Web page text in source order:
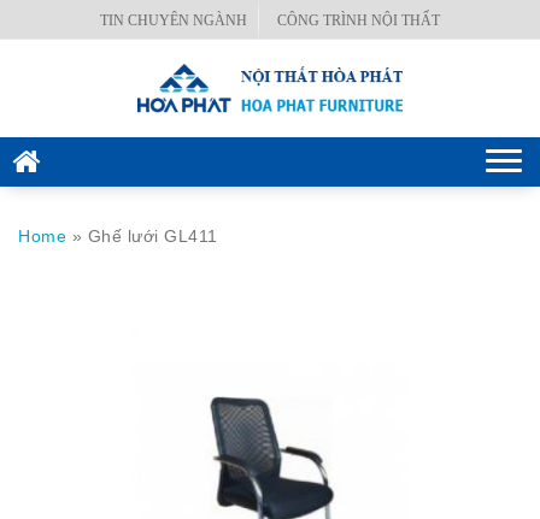
TIN CHUYÊN NGÀNH CÔNG TRÌNH NỘI THẤT
VĂN
Home » Ghế lưới GL411